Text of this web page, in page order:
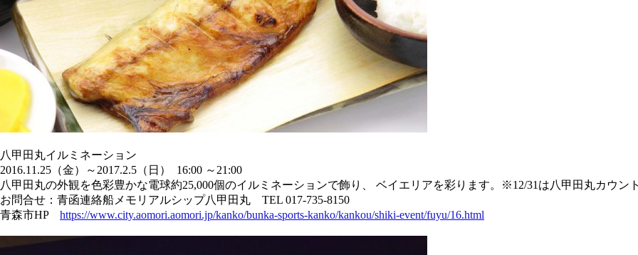
八甲田丸イルミネーション
2016.11.25（金）～2017.2.5（日） 16:00 ～21:00
八甲田丸の外観を色彩豊かな電球約25,000個のイルミネーションで飾り、 ベイエリアを彩ります。※12/31は八甲田丸カウン
お問合せ：青函連絡船メモリアルシップ八甲田丸 TEL 017-735-8150
青森市HP https://www.city.aomori.aomori.jp/kanko/bunka-sports-kanko/kankou/shiki-event/fuyu/16.html